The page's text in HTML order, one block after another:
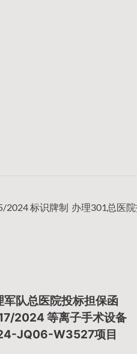
2024 标识牌制 办理301总医
军队总医院投标担保函
2024 等离子手术设备
JQ06-W3527项目